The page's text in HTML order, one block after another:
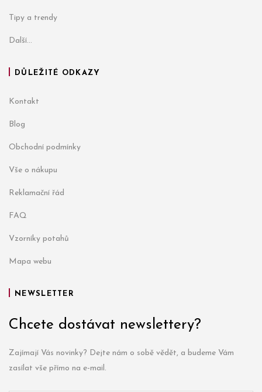
Tipy a trendy
Další...
DŮLEŽITÉ ODKAZY
Kontakt
Blog
Obchodní podmínky
Vše o nákupu
Reklamační řád
FAQ
Vzorníky potahů
Mapa webu
NEWSLETTER
Chcete dostávat newslettery?
Zajímají Vás novinky? Dejte nám o sobě vědět, a budeme Vám
zasílat vše přímo na e-mail.